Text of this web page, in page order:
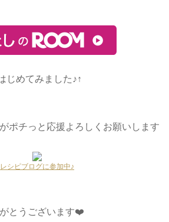
じめてみました♪↑
ポチっと応援よろしくお願いします
レシピブログに参加中♪
とうございます❤️